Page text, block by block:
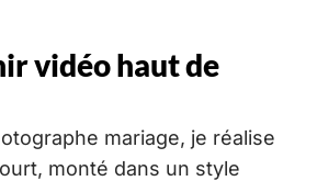
vidéo haut de
mariage, je réalise
monté dans un style